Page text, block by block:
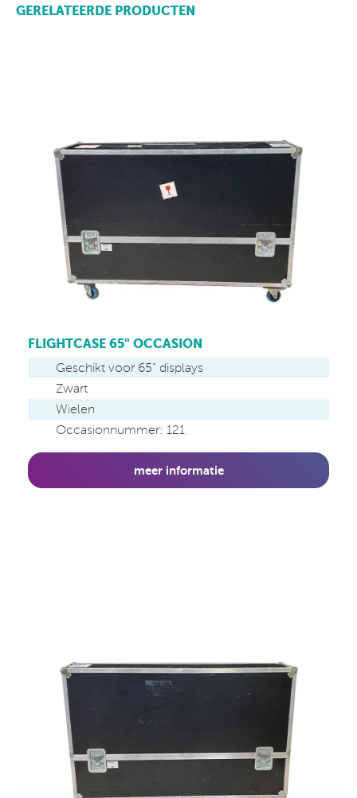
GERELATEERDE PRODUCTEN
FLIGHTCASE 65" OCCASION
Geschikt voor 65” displays
Zwart
Wielen
Occasionnummer: 121
meer informatie